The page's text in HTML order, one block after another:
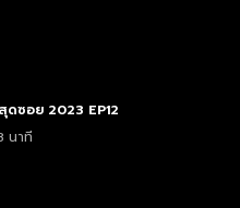
ดซอย 2023 EP12
นาที